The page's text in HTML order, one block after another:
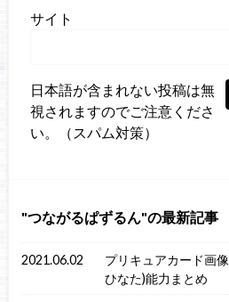
サイト
日本語が含まれない投稿は無
視されますのでご注意くださ
い。（スパム対策）
つながるぱずるん の最新記事
2021.06.02
プリキュアカード画
ひなた)能力まとめ